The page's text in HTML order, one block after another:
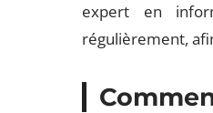
expert en
régulièrement,